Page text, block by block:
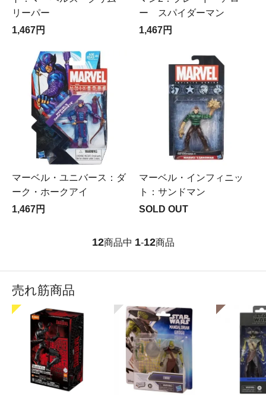
リーパー
1,467円
ー スパイダーマン
1,467円
マーベル・ユニバース：ダ
ーク・ホークアイ
1,467円
マーベル・インフィニッ
ト：サンドマン
SOLD OUT
12商品中 1-12商品
売れ筋商品